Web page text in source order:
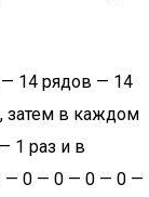
14 рядов — 14
затем в каждом
1 раз и в
— 0 — 0 — 0 — 0 —